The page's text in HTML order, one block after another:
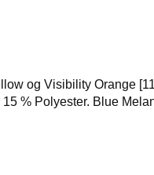
og Visibility Orange
% Polyester. Blue